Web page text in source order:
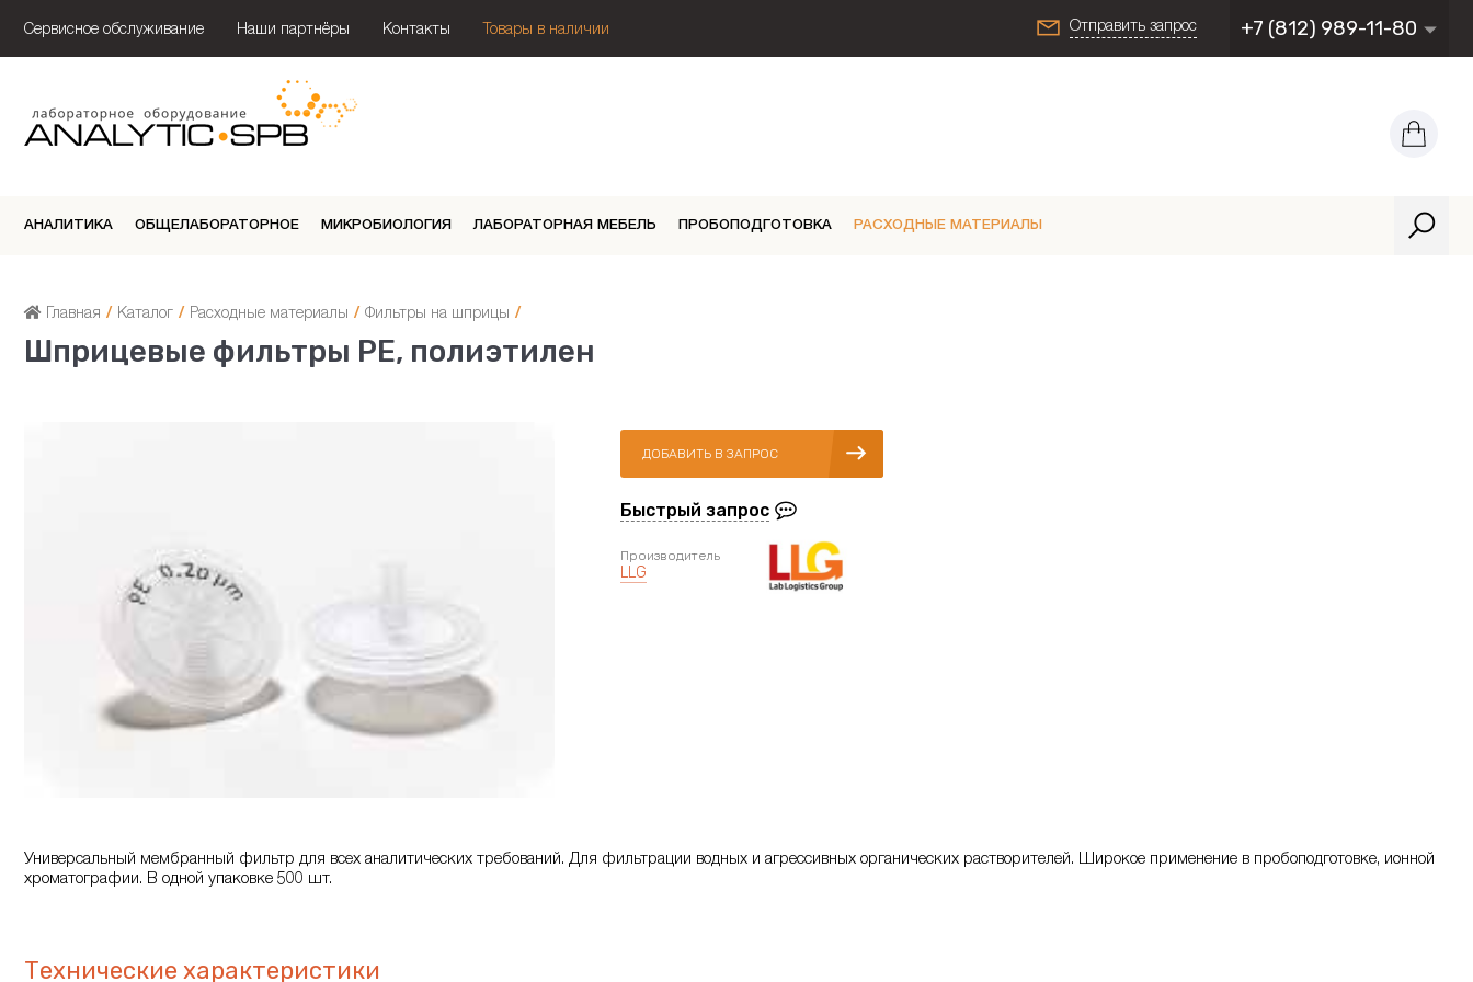
Сервисное обслуживание Наши партнёры Контакты Товары в наличии Отправить запрос +7 (812) 989-11-80
АНАЛИТИКА ОБЩЕЛАБОРАТОРНОЕ МИКРОБИОЛОГИЯ ЛАБОРАТОРНАЯ МЕБЕЛЬ ПРОБОПОДГОТОВКА РАСХОДНЫЕ МАТЕРИАЛЫ
Главная / Каталог / Расходные материалы / Фильтры на шприцы /
Шприцевые фильтры PE, полиэтилен
ДОБАВИТЬ В ЗАПРОС
Быстрый запрос
Производитель
LLG
Универсальный мембранный фильтр для всех аналитических требований. Для фильтрации водных и агрессивных органических растворителей. Широкое применение в пробоподготовке, ионной
хроматографии. В одной упаковке 500 шт.
Технические характеристики